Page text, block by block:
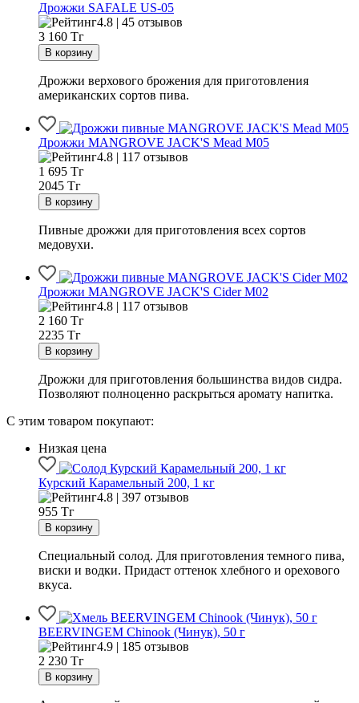
Дрожжи SAFALE US-05
4.8 | 45 отзывов
3 160 Тг
Дрожжи верхового брожения для приготовления
американских сортов пива.
Дрожжи MANGROVE JACK'S Mead M05
4.8 | 117 отзывов
1 695 Тг
2045 Тг
Пивные дрожжи для приготовления всех сортов
медовухи.
Дрожжи MANGROVE JACK'S Cider M02
4.8 | 117 отзывов
2 160 Тг
2235 Тг
Дрожжи для приготовления большинства видов сидра.
Позволяют полноценно раскрыться аромату напитка.
С этим товаром покупают:
Низкая цена
Курский Карамельный 200, 1 кг
4.8 | 397 отзывов
955 Тг
Специальный солод. Для приготовления темного пива,
виски и водки. Придаст оттенок хлебного и орехового
вкуса.
BEERVINGEM Chinook (Чинук), 50 г
4.9 | 185 отзывов
2 230 Тг